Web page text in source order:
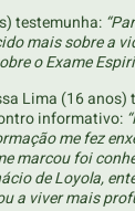
testemunha:
mais sobre a
o Exame
Lima (16 anos)
informativo:
me fez
marcou foi
de Loyola,
a viver mais